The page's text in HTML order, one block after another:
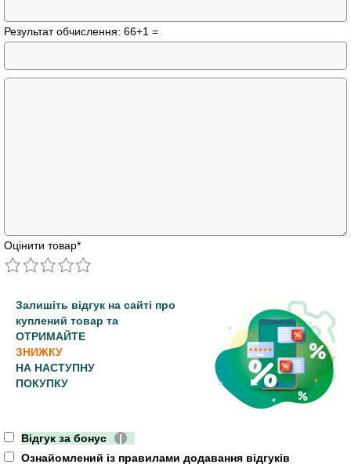
Результат обчислення: 66+1 =
Оцінити товар*
Залишіть відгук на сайті про
куплений товар та
ОТРИМАЙТЕ
ЗНИЖКУ
НА НАСТУПНУ
ПОКУПКУ
Відгук за бонус
|
Ознайомлений із правилами додавання відгуків